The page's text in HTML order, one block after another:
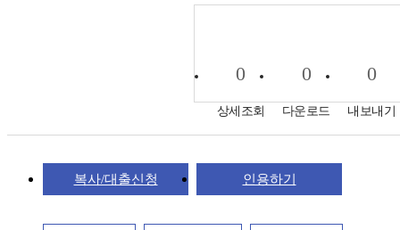
0
상세조회
0
다운로드
0
내보내기
복사/대출신청 인용하기